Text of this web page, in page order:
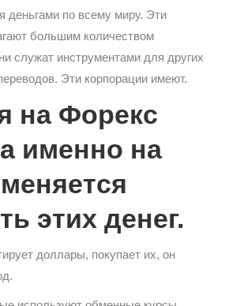
по всему миру. Эти
большим количеством
служат инструментами для других
Эти корпорации имеют.
на Форекс
именно на
этих денег.
доллары, покупает их, он